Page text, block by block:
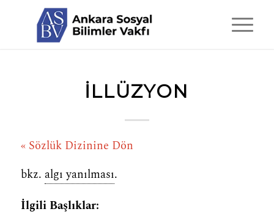
ILLÜZYON
« Sözlük Dizinine Dön
bkz. algı yanılması.
İlgili Başlıklar: